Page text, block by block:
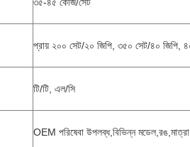
প্রায় ২০০ সেট/২০ জিপি, ৩৫০ সেট/৪০ জিপি,
টি/টি, এল/সি
OEM পরিষেবা উপলব্ধ,বিভিন্ন